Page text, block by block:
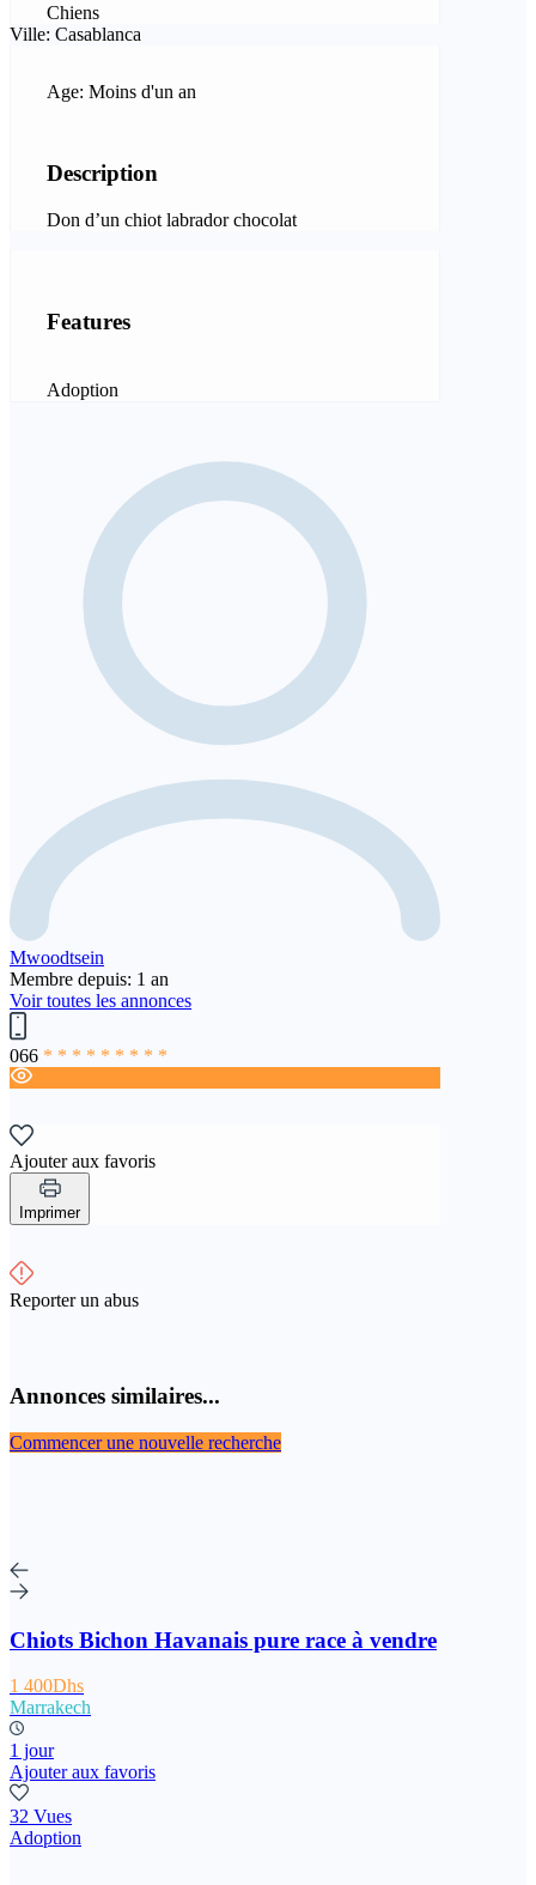
Chiens
Ville: Casablanca
Age: Moins d'un an
Description
Don d’un chiot labrador chocolat
Features
Adoption
Mwoodtsein
Membre depuis: 1 an
Voir toutes les annonces
066 * * * * * * * * *
Ajouter aux favoris
Imprimer
Reporter un abus
Annonces similaires...
Commencer une nouvelle recherche
Chiots Bichon Havanais pure race à vendre
1 400Dhs
Marrakech
1 jour
Ajouter aux favoris
32 Vues
Adoption